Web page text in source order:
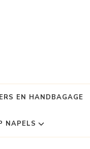
EN HANDBAGAGE
NAPELS